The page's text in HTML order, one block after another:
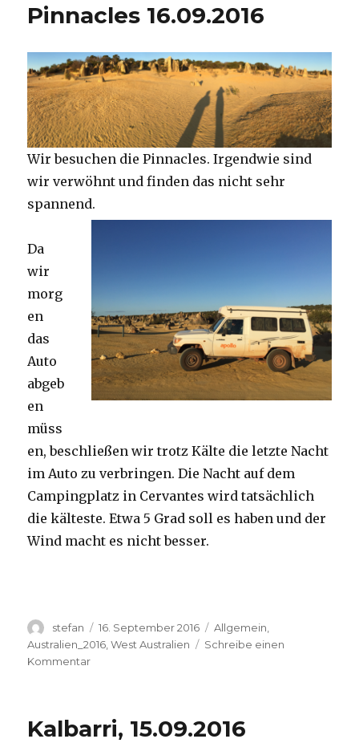
Pinnacles 16.09.2016
Wir besuchen die Pinnacles. Irgendwie sind
wir verwöhnt und finden das nicht sehr
spannend.
Da
wir
morg
en
das
Auto
abgeb
en
müss
en, beschließen wir trotz Kälte die letzte Nacht
im Auto zu verbringen. Die Nacht auf dem
Campingplatz in Cervantes wird tatsächlich
die kälteste. Etwa 5 Grad soll es haben und der
Wind macht es nicht besser.
Autor
stefan
Veröffentlicht
am
16. September 2016 Kategorien
Allgemein
Australien_2016 ,West Australien
Schreibe einen
Kommentarzu
Kalbarri, 15.09.2016